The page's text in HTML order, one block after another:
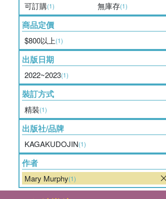
可訂購(1) 無庫存(1)
商品定價
$800以上(1)
出版日期
2022~2023(1)
裝訂方式
精裝(1)
出版社/品牌
KAGAKUDOJIN(1)
作者
Mary Murphy(1)